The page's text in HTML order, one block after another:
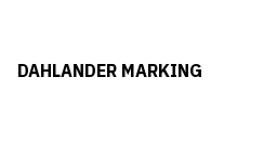
DAHLANDER MARKING